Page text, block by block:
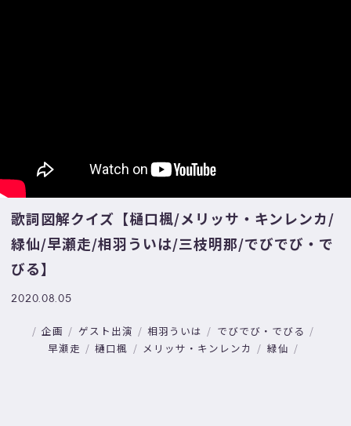
歌詞図解クイズ【樋口楓/メリッサ・キンレンカ/
緑仙/早瀬走/相羽ういは/三枝明那/でびでび・で
びる】
2020.08.05
企画 ゲスト出演 相羽ういは
でびでび・でびる
早瀬走
樋口楓 メリッサ・キンレンカ 緑仙